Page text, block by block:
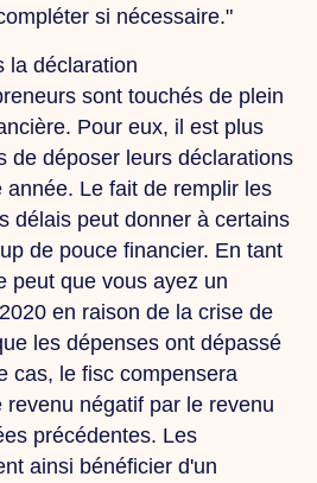
si nécessaire."
la déclaration
sont touchés de plein
Pour eux, il est plus
de déposer leurs déclarations
Le fait de remplir les
délais peut donner à certains
de pouce financier. En tant
peut que vous ayez un
en raison de la crise de
les dépenses ont dépassé
cas, le fisc compensera
négatif par le revenu
précédentes. Les
ainsi bénéficier d'un